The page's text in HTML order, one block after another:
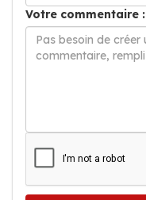
Votre commentaire :